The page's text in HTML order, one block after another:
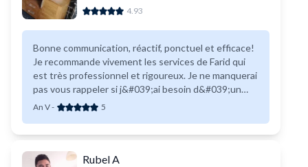
4.93
Bonne communication, réactif, ponctuel et efficace!
Je recommande vivement les services de Farid qui
est très professionnel et rigoureux. Je ne manquerai
pas vous rappeler si j&#039;ai besoin d&#039;un
autre dépannage en plomberie ou autre. Merci!
An V- 5
Rubel A